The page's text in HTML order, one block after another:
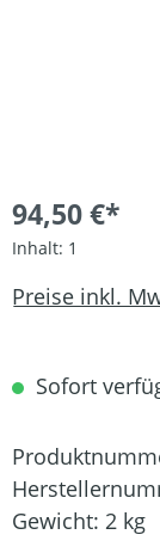
94,50 €*
Inhalt: 1
Preise inkl.
Sofort
Gewicht: 2 kg